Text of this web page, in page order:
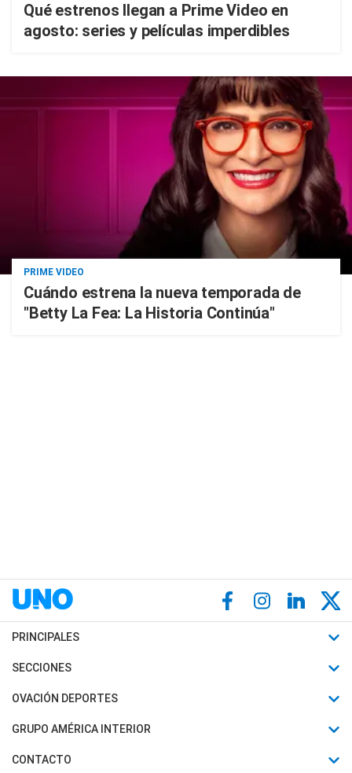
Qué estrenos llegan a Prime Video en
agosto: series y películas imperdibles
PRIME VIDEO
Cuándo estrena la nueva temporada de
"Betty La Fea: La Historia Continúa"
PRINCIPALES
Últimas Noticias
Política
Judiciales
SECCIONES
Horóscopo
Motores
OVACIÓN DEPORTES
Fútbol
Mundial
GRUPO AMÉRICA INTERIOR
Canal 7 en Vivo
CONTACTO